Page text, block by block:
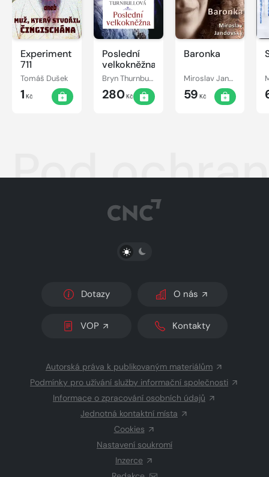
Experiment
711
Tomáš Dušek
1 Kč
Poslední
velkokněžna
Bryn Thurnbullová
280Kč
Baronka
Miroslav Jandovský
59 Kč
Pod
PŘEPNOUT SVĚTLÝ/TMAVÝ REŽIM
Dotazy O nás
VOP Kontakty
Autorská práva k publikovaným materiálům
Podmínky pro užívání služby informační společnosti
Informace o zpracování osobních údajů
Jednotná kontaktní místa
Cookies
Nastavení soukromí
Inzerce